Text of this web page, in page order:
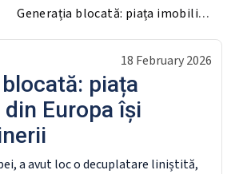
Generația blocată: piața imobiliară din Europa își eșuează tinerii
18 February 2026
piața
Europa își
a avut loc o decuplatare liniștită,